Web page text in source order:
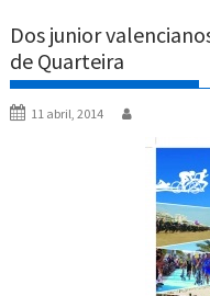
Dos junior
de Quarteira
11 abril, 2014